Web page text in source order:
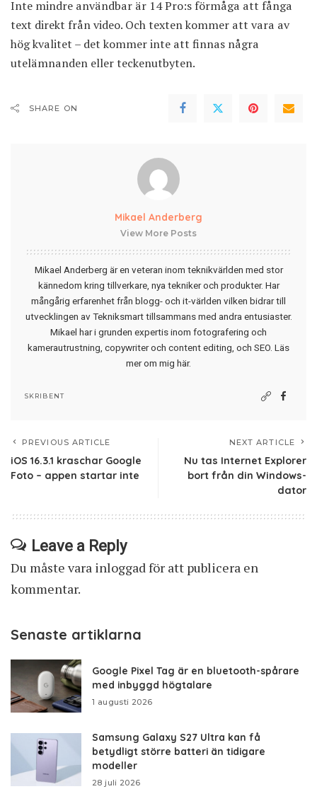
Inte mindre användbar är 14 Pro:s förmåga att fånga
text direkt från video. Och texten kommer att vara av
hög kvalitet – det kommer inte att finnas några
utelämnanden eller teckenutbyten.
SHARE ON
Mikael Anderberg
View More Posts
Mikael Anderberg är en veteran inom teknikvärlden med stor
kännedom kring tillverkare, nya tekniker och produkter. Har
mångårig erfarenhet från blogg- och it-världen vilken bidrar till
utvecklingen av Tekniksmart tillsammans med andra entusiaster.
Mikael har i grunden expertis inom fotografering och
kamerautrustning, copywriter och content editing, och SEO. Läs
mer om mig här.
SKRIBENT
PREVIOUS ARTICLE
iOS 16.3.1 kraschar Google
Foto – appen startar inte
NEXT ARTICLE
Nu tas Internet Explorer
bort från din Windows-
dator
Leave a Reply
Du måste vara inloggadför att publicera en
kommentar.
Senaste artiklarna
Google Pixel Tag är en bluetooth-spårare
med inbyggd högtalare
1 augusti 2026
Samsung Galaxy S27 Ultra kan få
betydligt större batteri än tidigare
modeller
28 juli 2026